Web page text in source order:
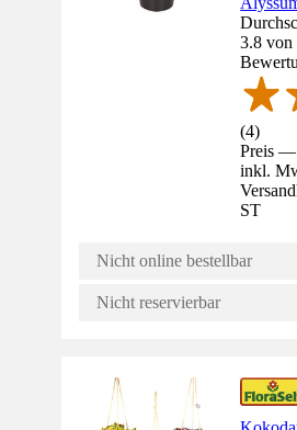
3.8 von
(4)
Preis —
inkl.
ST
Nicht online bestellbar
Nicht reservierbar